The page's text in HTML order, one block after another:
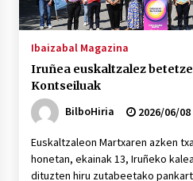
LIBURUEN
isil batekin dator
2026/07/07
2026/07/03
SOINUGELA:
lan berriak
Ibaizabal Magazina
Iruñea euskaltzalez
Kontseiluak
BilboHiria
2026/06/08
Euskaltzaleon Martxaren azken
honetan, ekainak 13, Iruñeko
dituzten hiru zutabeetako